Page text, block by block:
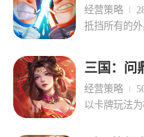
经营策略
抵挡所有的外
三国：问
经营策略
以卡牌玩法